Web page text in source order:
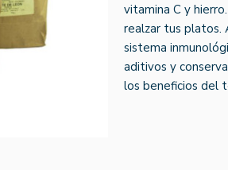
vitamina C y
realzar tus platos.
sistema
aditivos y
los beneficios del